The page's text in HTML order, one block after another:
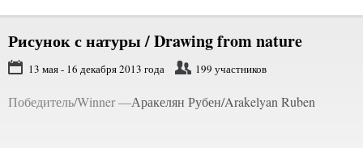
Рисунок с натуры /Drawing from nature
13 мая - 16 декабря 2013 года 199 участников
Победитель/Winner —Аракелян Рубен/Arakelyan Ruben